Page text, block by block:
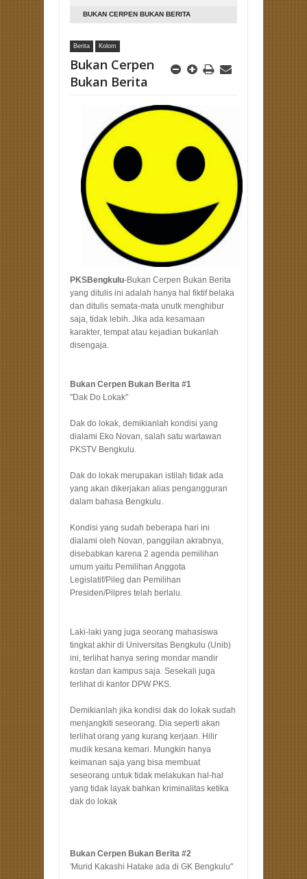
BUKAN CERPEN BUKAN BERITA
Berita Kolom
Bukan Cerpen
Bukan Berita
PKSBengkulu-Bukan Cerpen Bukan Berita
yang ditulis ini adalah hanya hal fiktif belaka
dan ditulis semata-mata unutk menghibur
saja, tidak lebih. Jika ada kesamaan
karakter, tempat atau kejadian bukanlah
disengaja.
Bukan Cerpen Bukan Berita #1
"Dak Do Lokak"
Dak do lokak, demikianlah kondisi yang
dialami Eko Novan, salah satu wartawan
PKSTV Bengkulu.
Dak do lokak merupakan istilah tidak ada
yang akan dikerjakan alias pengangguran
dalam bahasa Bengkulu.
Kondisi yang sudah beberapa hari ini
dialami oleh Novan, panggilan akrabnya,
disebabkan karena 2 agenda pemilihan
umum yaitu Pemilihan Anggota
Legislatif/Pileg dan Pemilihan
Presiden/Pilpres telah berlalu.
Laki-laki yang juga seorang mahasiswa
tingkat akhir di Universitas Bengkulu (Unib)
ini, terlihat hanya sering mondar mandir
kostan dan kampus saja. Sesekali juga
terlihat di kantor DPW PKS.
Demikianlah jika kondisi dak do lokak sudah
menjangkiti seseorang. Dia seperti akan
terlihat orang yang kurang kerjaan. Hilir
mudik kesana kemari. Mungkin hanya
keimanan saja yang bisa membuat
seseorang untuk tidak melakukan hal-hal
yang tidak layak bahkan kriminalitas ketika
dak do lokak
Bukan Cerpen Bukan Berita #2
'Murid Kakashi Hatake ada di GK Bengkulu"